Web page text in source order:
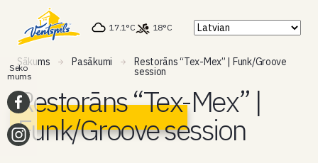
17.1°C 18°C
Sākums Pasākumi Restorāns “Tex-Mex” | Funk/Groove
session
Restorāns “Tex-Mex” |
Funk/Groove session
Seko
mums